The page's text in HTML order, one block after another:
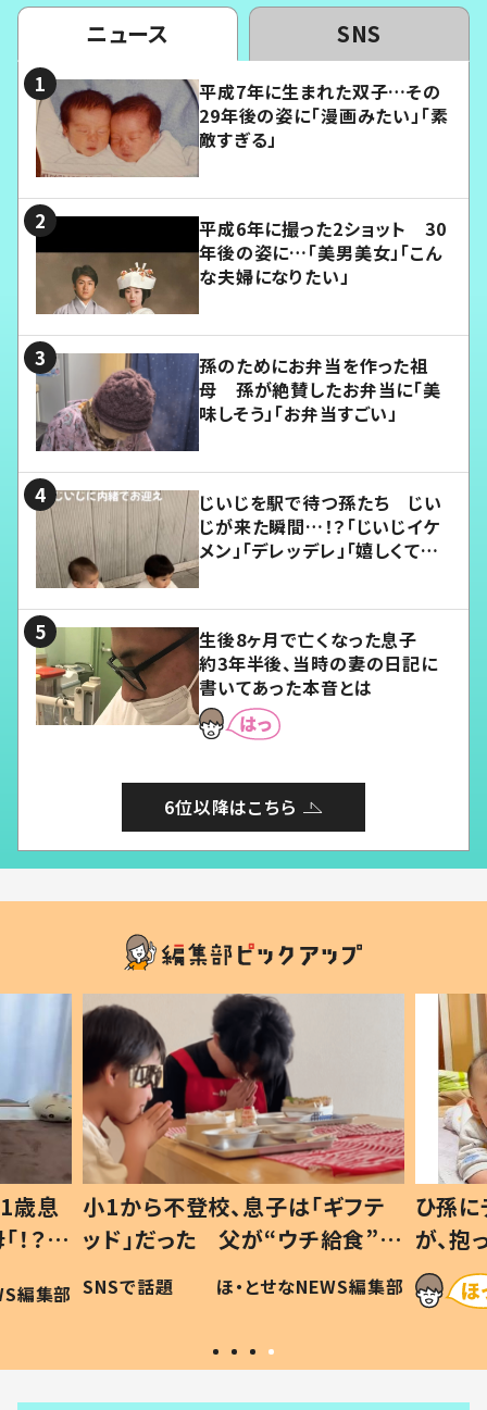
ニュース SNS
平成7年に生まれた双子…その
29年後の姿に「漫画みたい」「素
敵すぎる」
平成6年に撮った2ショット 30
年後の姿に…「美男美女」「こん
な夫婦になりたい」
孫のためにお弁当を作った祖
母 孫が絶賛したお弁当に「美
味しそう」「お弁当すごい」
じいじを駅で待つ孫たち じい
じが来た瞬間…！？「じいじイケ
メン」「デレッデレ」「嬉しくて可
生後8ヶ月で亡くなった息子
約3年半後、当時の妻の日記に
書いてあった本音とは
6位以降はこちら
歳息
？」
編集部
小1から不登校、息子は「ギフテ
ッド」だった 父が“ウチ給食”を
作り続ける理由とは #令和の親
#令和の子
SNSで話題 ほ・とせなNEWS編集部
ひ孫
が、
「涙が
い」